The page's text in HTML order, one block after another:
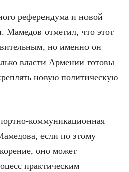
референдума и новой
Мамедов отметил, что этот
но именно он
власти Армении готовы
новую политическую
коммуникационная
если по этому
оно может
практическим